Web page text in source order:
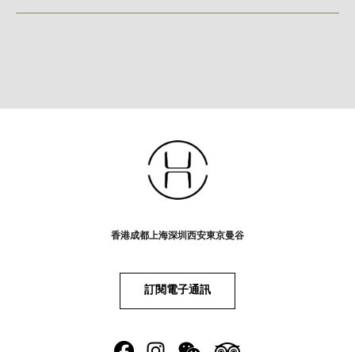
香港成都上海深圳西安東京曼谷
訂閱電子通訊